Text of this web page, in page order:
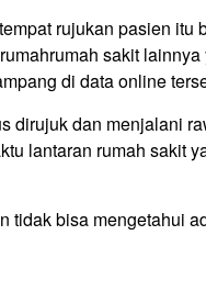
rujukan pasien
sakit
di data online
dirujuk dan menjalani
lantaran rumah sakit
tidak bisa mengetahui